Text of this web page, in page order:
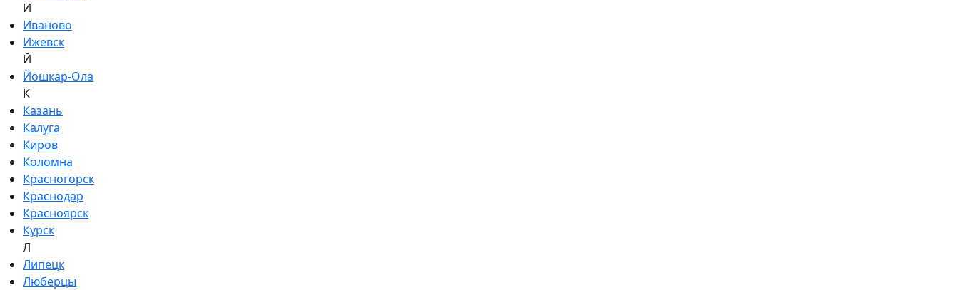
И
Иваново
Ижевск
Й
Йошкар-Ола
К
Казань
Калуга
Киров
Коломна
Красногорск
Краснодар
Красноярск
Курск
Л
Липецк
Люберцы